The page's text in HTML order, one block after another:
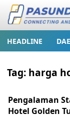
HEADLINE
Tag: harga
Pengalaman
Hotel Golden